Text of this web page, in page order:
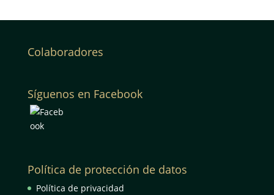
Colaboradores
Síguenos en Facebook
Política de protección de datos
Política de privacidad